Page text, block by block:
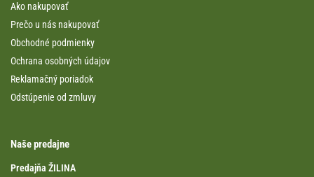
Ako nakupovať
Prečo u nás nakupovať
Obchodné podmienky
Ochrana osobných údajov
Reklamačný poriadok
Odstúpenie od zmluvy
Naše predajne
Predajňa ŽILINA